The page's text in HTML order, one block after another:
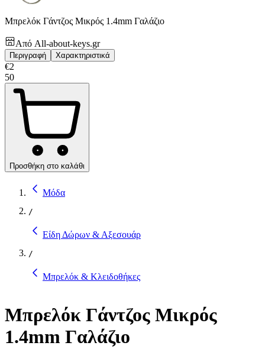
Μπρελόκ Γάντζος Μικρός 1.4mm Γαλάζιο
Από All-about-keys.gr
Περιγραφή Χαρακτηριστικά
€2
50
Προσθήκη στο καλάθι
Μόδα
/
Είδη Δώρων & Αξεσουάρ
/
Μπρελόκ & Κλειδοθήκες
Μπρελόκ Γάντζος Μικρός
1.4mm Γαλάζιο